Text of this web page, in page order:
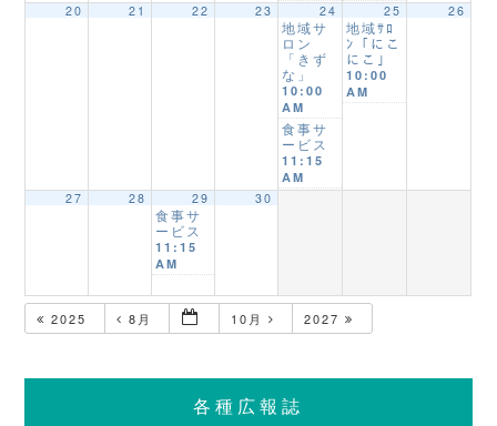
20 21 22 23 24
地域サ
ロン
「きず
な」
10:00
AM
食事サ
ービス
11:15
AM
25
地域ｻﾛ
ﾝ「にこ
にこ」
10:00
AM
26
27 28 29
食事サ
ービス
11:15
AM
30
2025 8月 10月 2027
各種広報誌